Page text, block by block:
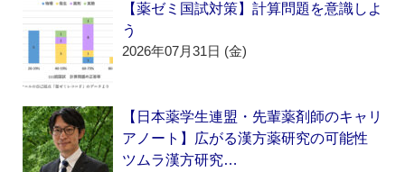
【薬ゼミ国試対策】計算問題を意識しよ
う
2026年07月31日 (金)
【日本薬学生連盟・先輩薬剤師のキャリ
アノート】広がる漢方薬研究の可能性
ツムラ漢方研究…